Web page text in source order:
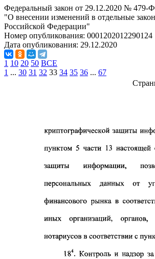
Федеральный закон от 29.12.2020 № 479-
"О внесении изменений в отдельные
Российской Федерации"
Номер опубликования: 0001202012290124
Дата опубликования: 29.12.2020
1 10 20 50 ВСЕ
1 ... 30 31 32 33 34 35 36 ... 67